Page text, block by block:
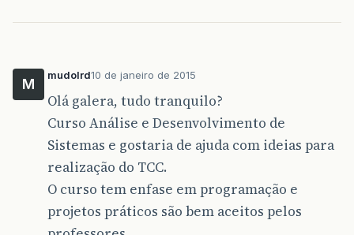
M
mudolrd10 de janeiro de 2015
Olá galera, tudo tranquilo?
Curso Análise e Desenvolvimento de
Sistemas e gostaria de ajuda com ideias para
realização do TCC.
O curso tem enfase em programação e
projetos práticos são bem aceitos pelos